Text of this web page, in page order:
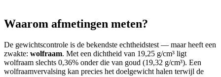
Waarom afmetingen meten?
De gewichtscontrole is de bekendste echtheidstest — maar heeft een
zwakte: wolfraam. Met een dichtheid van 19,25 g/cm³ ligt
wolfraam slechts 0,36% onder die van goud (19,32 g/cm³). Een
wolfraamvervalsing kan precies het doelgewicht halen terwijl de